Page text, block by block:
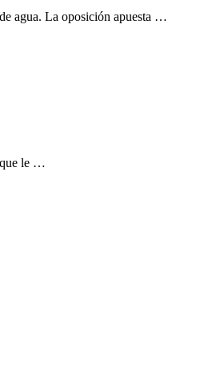
agua. La oposición apuesta …
que le …